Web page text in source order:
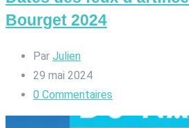
Bourget 2024
Par Julien
29 mai 2024
0 Commentaires